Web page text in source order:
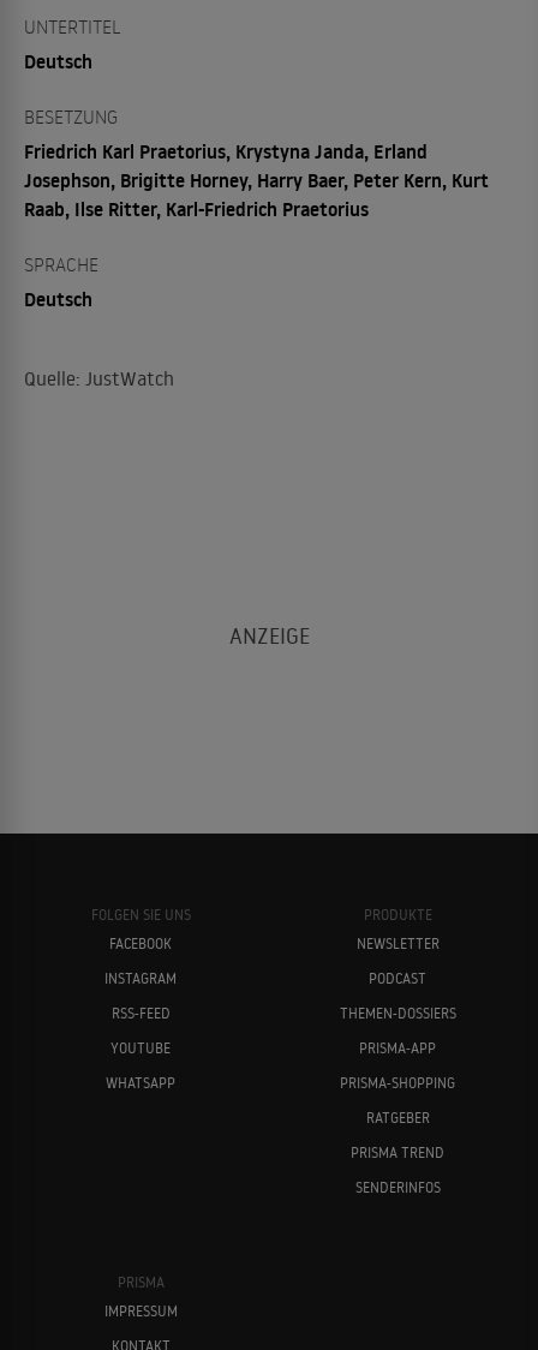
UNTERTITEL
Deutsch
BESETZUNG
Friedrich Karl Praetorius, Krystyna Janda, Erland
Josephson, Brigitte Horney, Harry Baer, Peter Kern, Kurt
Raab, Ilse Ritter, Karl-Friedrich Praetorius
SPRACHE
Deutsch
Quelle: JustWatch
FOLGEN SIE UNS
FACEBOOK
INSTAGRAM
RSS-FEED
YOUTUBE
WHATSAPP
PRODUKTE
NEWSLETTER
PODCAST
THEMEN-DOSSIERS
PRISMA-APP
PRISMA-SHOPPING
RATGEBER
PRISMA TREND
SENDERINFOS
PRISMA
IMPRESSUM
KONTAKT